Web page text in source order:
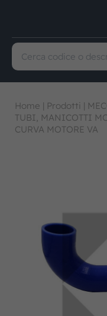
Home | Prodotti |
TUBI, MANICOTTI
CURVA MOTORE VA